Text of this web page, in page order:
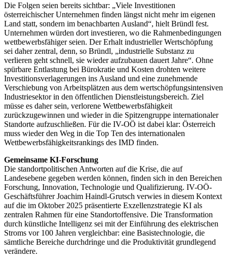
Die Folgen seien bereits sichtbar: „Viele Investitionen
österreichischer Unternehmen finden längst nicht mehr im eigenen
Land statt, sondern im benachbarten Ausland“, hielt Bründl fest.
Unternehmen würden dort investieren, wo die Rahmenbedingungen
wettbewerbsfähiger seien. Der Erhalt industrieller Wertschöpfung
sei daher zentral, denn, so Bründl, „industrielle Substanz zu
verlieren geht schnell, sie wieder aufzubauen dauert Jahre“. Ohne
spürbare Entlastung bei Bürokratie und Kosten drohten weitere
Investitionsverlagerungen ins Ausland und eine zunehmende
Verschiebung von Arbeitsplätzen aus dem wertschöpfungsintensiven
Industriesektor in den öffentlichen Dienstleistungsbereich. Ziel
müsse es daher sein, verlorene Wettbewerbsfähigkeit
zurückzugewinnen und wieder in die Spitzengruppe internationaler
Standorte aufzuschließen. Für die IV-OÖ ist dabei klar: Österreich
muss wieder den Weg in die Top Ten des internationalen
Wettbewerbsfähigkeitsrankings des IMD finden.
Gemeinsame KI-Forschung
Die standortpolitischen Antworten auf die Krise, die auf
Landesebene gegeben werden können, finden sich in den Bereichen
Forschung, Innovation, Technologie und Qualifizierung. IV-OÖ-
Geschäftsführer Joachim Haindl-Grutsch verwies in diesem Kontext
auf die im Oktober 2025 präsentierte Exzellenzstrategie KI als
zentralen Rahmen für eine Standortoffensive. Die Transformation
durch künstliche Intelligenz sei mit der Einführung des elektrischen
Stroms vor 100 Jahren vergleichbar: eine Basistechnologie, die
sämtliche Bereiche durchdringe und die Produktivität grundlegend
verändere.